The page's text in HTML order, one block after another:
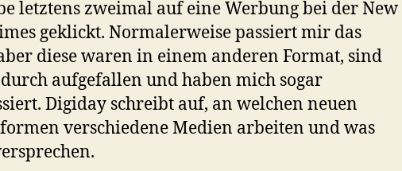
letztens zweimal auf eine Werbung bei der New
geklickt. Normalerweise passiert mir das
diese waren in einem anderen Format, sind
aufgefallen und haben mich sogar
Digiday schreibt auf, an welchen neuen
verschiedene Medien arbeiten und was